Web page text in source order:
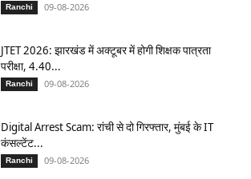
Ranchi 09-08-2026
JTET 2026: झारखंड में अक्टूबर में होगी शिक्षक पात्रता
परीक्षा, 4.40...
Ranchi 09-08-2026
Digital Arrest Scam: रांची से दो गिरफ्तार, मुंबई के IT
कंसल्टेंट...
Ranchi 09-08-2026